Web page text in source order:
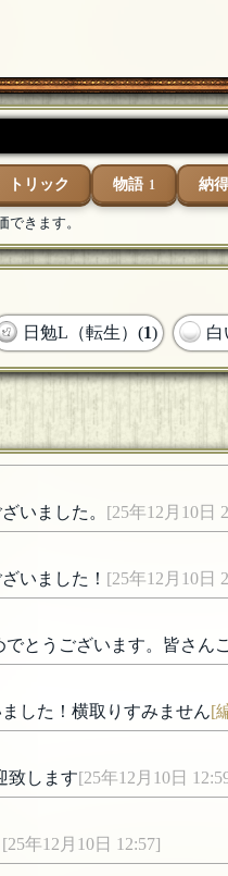
トリック 物語 1 納得
できます。
日勉L（転生）(1) 白
いました。
[25年12月10日
いました！ [25年12月10日
とうございます。皆さん
した！横取りすみません[
致します[25年12月10日
[25年12月10日 12:57]